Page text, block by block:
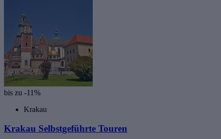
bis zu -11%
Krakau
Krakau Selbstgeführte Touren